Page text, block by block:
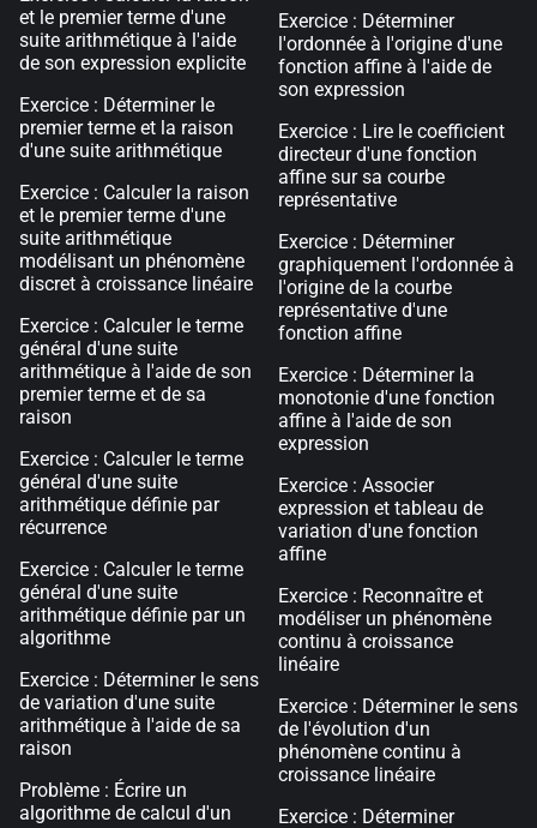
et le premier terme d'une
suite arithmétique à l'aide
de son expression explicite
Exercice : Déterminer le
premier terme et la raison
d'une suite arithmétique
Exercice : Calculer la raison
et le premier terme d'une
suite arithmétique
modélisant un phénomène
discret à croissance linéaire
Exercice : Calculer le terme
général d'une suite
arithmétique à l'aide de son
premier terme et de sa
raison
Exercice : Calculer le terme
général d'une suite
arithmétique définie par
récurrence
Exercice : Calculer le terme
général d'une suite
arithmétique définie par un
algorithme
Exercice : Déterminer le sens
de variation d'une suite
arithmétique à l'aide de sa
raison
Problème : Écrire un
algorithme de calcul d'un
Exercice : Déterminer
l'ordonnée à l'origine d'une
fonction affine à l'aide de
son expression
Exercice : Lire le coefficient
directeur d'une fonction
affine sur sa courbe
représentative
Exercice : Déterminer
graphiquement l'ordonnée à
l'origine de la courbe
représentative d'une
fonction affine
Exercice : Déterminer la
monotonie d'une fonction
affine à l'aide de son
expression
Exercice : Associer
expression et tableau de
variation d'une fonction
affine
Exercice : Reconnaître et
modéliser un phénomène
continu à croissance
linéaire
Exercice : Déterminer le sens
de l'évolution d'un
phénomène continu à
croissance linéaire
Exercice : Déterminer